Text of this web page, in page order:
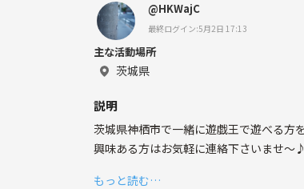
@HKWajC
最終ログイン:5月2日 17:13
主な活動場所
茨城県
説明
興味ある方はお気軽に連絡下さいませ〜♪
もっと読む…